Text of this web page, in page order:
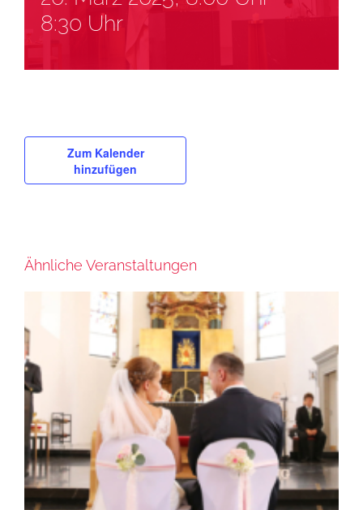
8:30 Uhr
Zum Kalender
hinzufügen
Ähnliche Veranstaltungen